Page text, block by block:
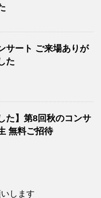
。
サート ご来場ありが
た
た】第8回秋のコンサ
無料ご招待
します